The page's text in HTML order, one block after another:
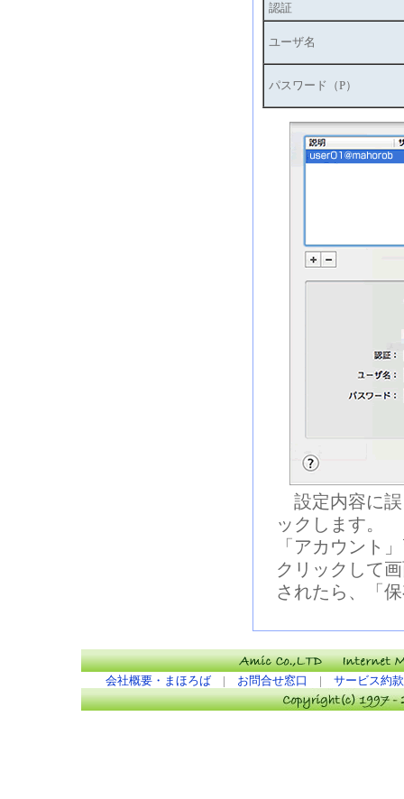
認証
ユーザ名
パスワード（P）
設定内容に誤
ックします。
「アカウント
クリックして
されたら、「
会社概要・まほろば | お問合せ窓口 | サービス約款